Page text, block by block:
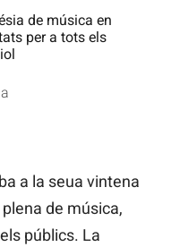
de música en
per a tots els
a la seua vintena
de música,
públics. La